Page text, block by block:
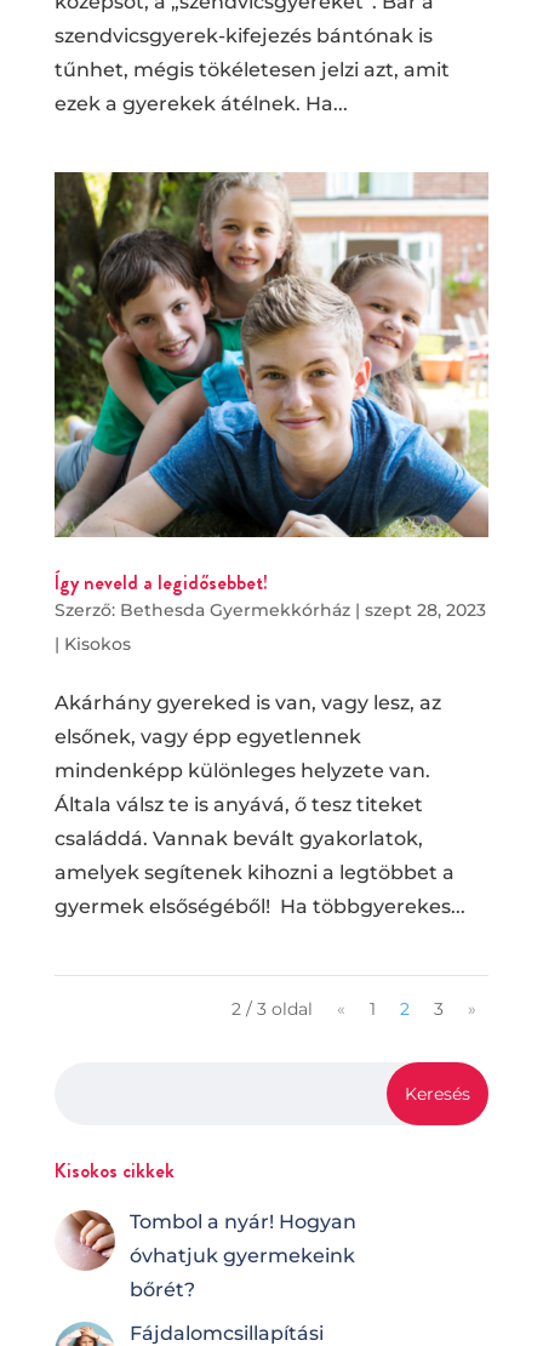
szendvicsgyerek-kifejezés bántónak is
tűnhet, mégis tökéletesen jelzi azt, amit
ezek a gyerekek átélnek. Ha...
Így neveld a legidősebbet!
Szerző: Bethesda Gyermekkórház| szept 28, 2023
| Kisokos
Akárhány gyereked is van, vagy lesz, az
elsőnek, vagy épp egyetlennek
mindenképp különleges helyzete van.
Általa válsz te is anyává, ő tesz titeket
családdá. Vannak bevált gyakorlatok,
amelyek segítenek kihozni a legtöbbet a
gyermek elsőségéből! Ha többgyerekes...
2 / 3 oldal « 1 2 3 »
Kisokos cikkek
Tombol a nyár! Hogyan
óvhatjuk gyermekeink
bőrét?
Fájdalomcsilla­pí­tá­si